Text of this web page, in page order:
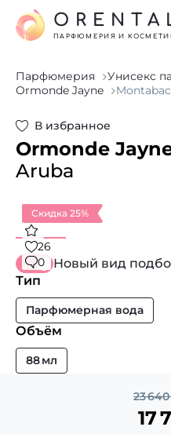
ПАРФЮМЕРИЯ И
Парфюмерия
Унисекс
Ormonde Jayne
В избранное
Ormonde
Aruba
Скидка 25%
26
0
Новый вид
Тип
Парфюмерная вода
Объём
88 мл
23 640
17